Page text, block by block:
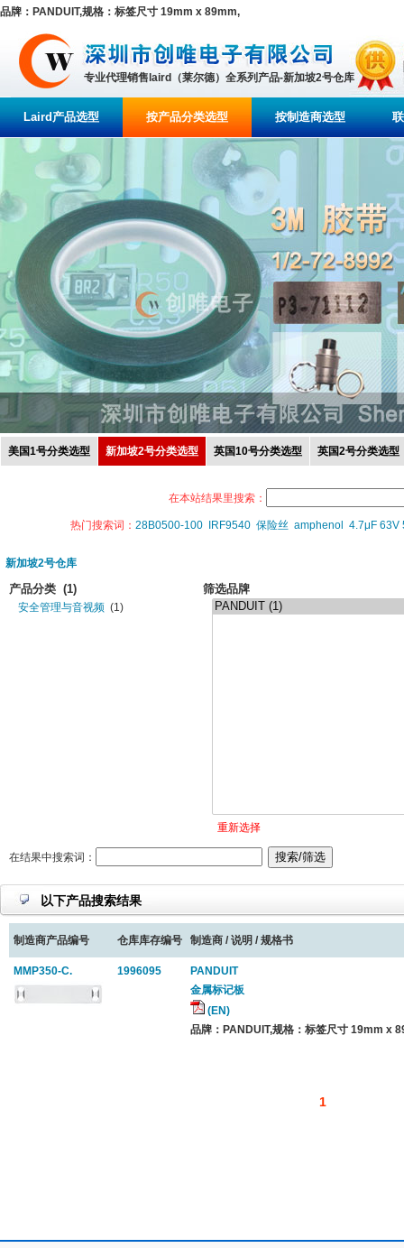
品牌：PANDUIT,规格：标签尺寸 19mm x 89mm,
专业代理销售laird（莱尔德）全系列产品-新加坡2号仓库
Laird产品选型 按产品分类选型 按制造商选型
美国1号分类选型 新加坡2号分类选型 英国10号分类选型 英国2号分类选型
在本站结果里搜索：
热门搜索词： 28B0500-100 IRF9540 保险丝 amphenol 4.7μF 63V
新加坡2号仓库
产品分类 (1)
安全管理与音视频 (1)
筛选品牌
重新选择
在结果中搜索词：
以下产品搜索结果
制造商产品编号 仓库库存编号 制造商 / 说明 / 规格书
MMP350-C. 1996095
PANDUIT
金属标记板
(EN)
品牌：PANDUIT,规格：标签尺寸 19mm x
1